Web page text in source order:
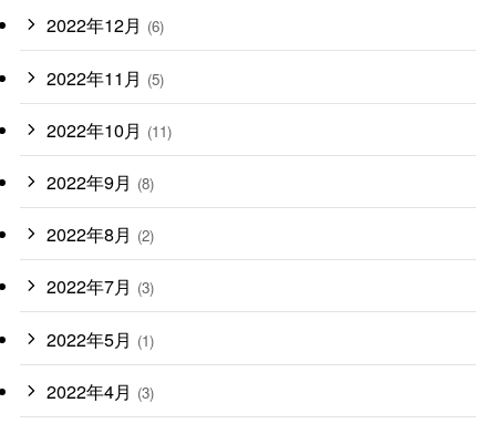
2022年12月 (6)
2022年11月 (5)
2022年10月 (11)
2022年9月 (8)
2022年8月 (2)
2022年7月 (3)
2022年5月 (1)
2022年4月 (3)